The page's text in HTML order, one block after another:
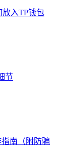
入TP钱包
节
南（附防骗